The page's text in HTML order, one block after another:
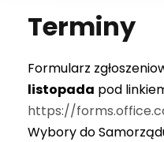
Terminy
Formularz
listopada pod
https://
Wybory do